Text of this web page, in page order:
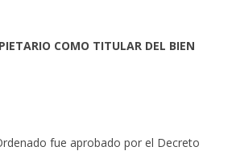
COMO TITULAR DEL BIEN
fue aprobado por el Decreto